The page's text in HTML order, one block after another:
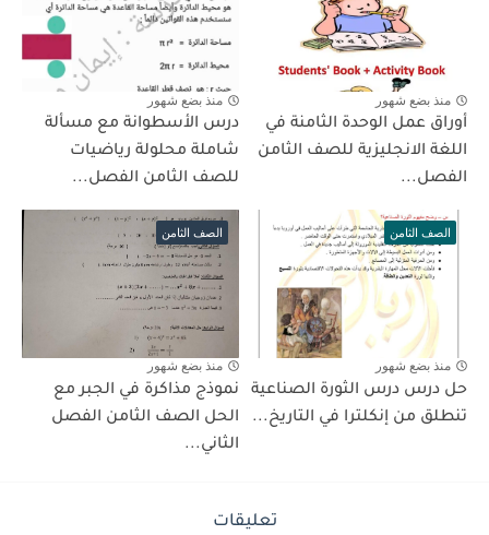
منذ بضع شهور
أوراق عمل الوحدة الثامنة في
اللغة الانجليزية للصف الثامن
الفصل...
منذ بضع شهور
درس الأسطوانة مع مسألة
شاملة محلولة رياضيات
للصف الثامن الفصل...
الصف الثامن
منذ بضع شهور
حل درس درس الثورة الصناعية
تنطلق من إنكلترا في التاريخ...
الصف الثامن
منذ بضع شهور
نموذج مذاكرة في الجبر مع
الحل الصف الثامن الفصل
الثاني...
تعليقات